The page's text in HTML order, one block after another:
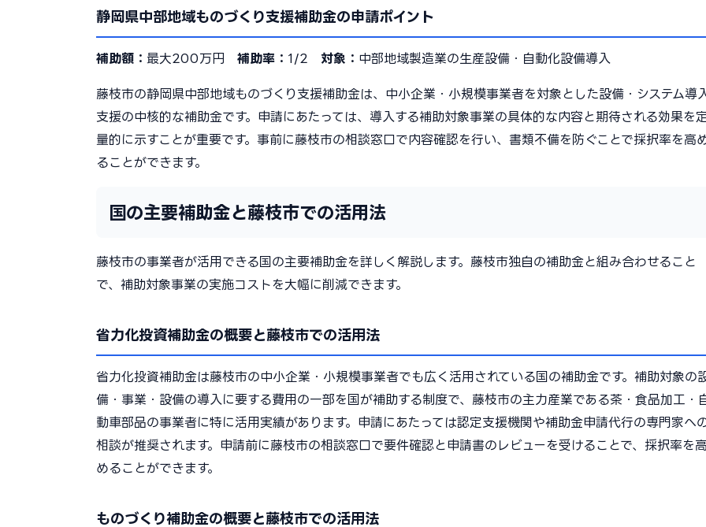
静岡県中部地域ものづくり支援補助金の申請ポイント
補助額： 最大200万円 補助率： 1/2 対象： 中部地域製造業の生産設備・自動化設備導入
藤枝市の静岡県中部地域ものづくり支援補助金は、中小企業・小規模事業者を対象とした設備・システム導
支援の中核的な補助金です。申請にあたっては、導入する補助対象事業の具体的な内容と期待される効果を
量的に示すことが重要です。事前に藤枝市の相談窓口で内容確認を行い、書類不備を防ぐことで採択率を高
ることができます。
国の主要補助金と藤枝市での活用法
藤枝市の事業者が活用できる国の主要補助金を詳しく解説します。藤枝市独自の補助金と組み合わせること
で、補助対象事業の実施コストを大幅に削減できます。
省力化投資補助金の概要と藤枝市での活用法
省力化投資補助金は藤枝市の中小企業・小規模事業者でも広く活用されている国の補助金です。補助対象の
備・事業・設備の導入に要する費用の一部を国が補助する制度で、藤枝市の主力産業である茶・食品加工・
動車部品の事業者に特に活用実績があります。申請にあたっては認定支援機関や補助金申請代行の専門家へ
相談が推奨されます。申請前に藤枝市の相談窓口で要件確認と申請書のレビューを受けることで、採択率を高
めることができます。
ものづくり補助金の概要と藤枝市での活用法